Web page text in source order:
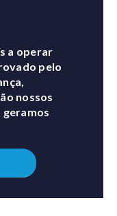
a operar
pelo
nossos
geramos